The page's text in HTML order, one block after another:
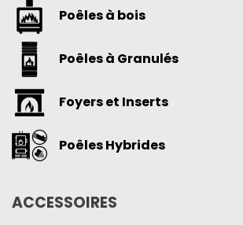
Poêles à bois
Poêles à Granulés
Foyers et Inserts
Poêles Hybrides
ACCESSOIRES